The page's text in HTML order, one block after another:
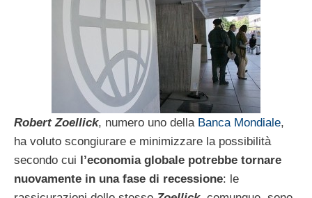
Robert Zoellick, numero uno della Banca Mondiale,
ha voluto scongiurare e minimizzare la possibilità
secondo cui l’economia globale potrebbe tornare
nuovamente in una fase di recessione: le